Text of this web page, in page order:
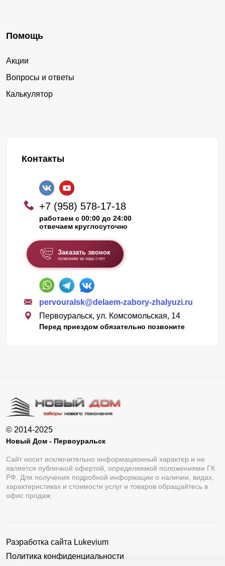
Помощь
Акции
Вопросы и ответы
Калькулятор
Контакты
+7 (958) 578-17-18
работаем с 00:00 до 24:00
отвечаем круглосуточно
Заказать звонок
позвоним за наш счет
pervouralsk@delaem-zabory-zhalyuzi.ru
Первоуральск, ул. Комсомольская, 14
Перед приездом обязательно позвоните
© 2014-2025
Новый Дом - Первоуральск
Сайт носит исключительно информационный характер и не
является публичной офертой, определяемой положениями ГК
РФ. Для получения подробной информации о наличии, видах,
характеристиках и стоимости услуг и товаров обращайтесь в
офис продаж.
Разработка сайта Lukevium
Политика конфиденциальности